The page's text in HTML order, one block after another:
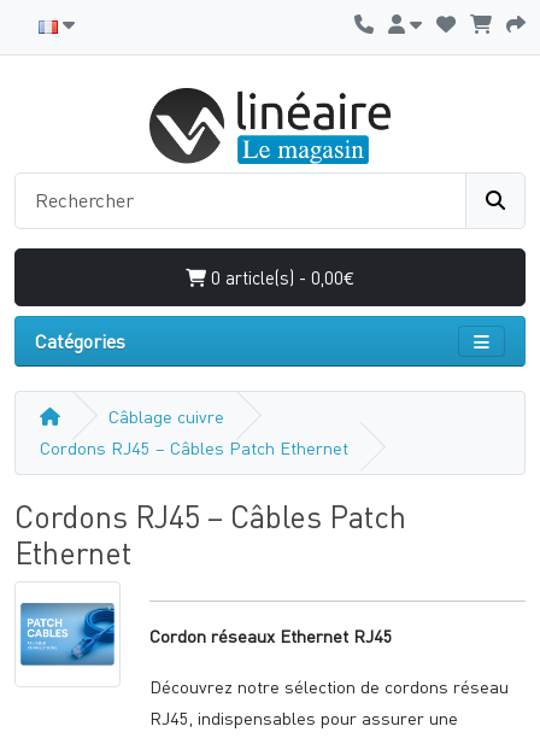
0 article(s) - 0,00€
Catégories
Câblage cuivre
Cordons RJ45 – Câbles Patch Ethernet
Cordons RJ45 – Câbles Patch
Ethernet
Cordon réseaux Ethernet RJ45
Découvrez notre sélection de cordons réseau
RJ45, indispensables pour assurer une